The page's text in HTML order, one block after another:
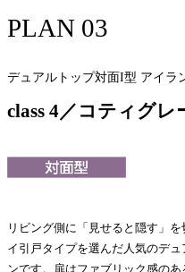
PLAN 03
デュアルトップ対面I型 アイラ
class 4／コティグレ
リビング側に「見せると隠す」
イ引戸タイプを選んだ人気のデ
ンです。扉はファブリック感の